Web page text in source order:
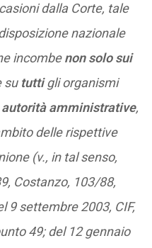
dalla Corte, tale
nazionale
incombenon solo sui
su tuttigli organismi
amministrative,
delle rispettive
(v., in tal senso,
Costanzo, 103/88,
9 settembre 2003, CIF,
49; del 12 gennaio